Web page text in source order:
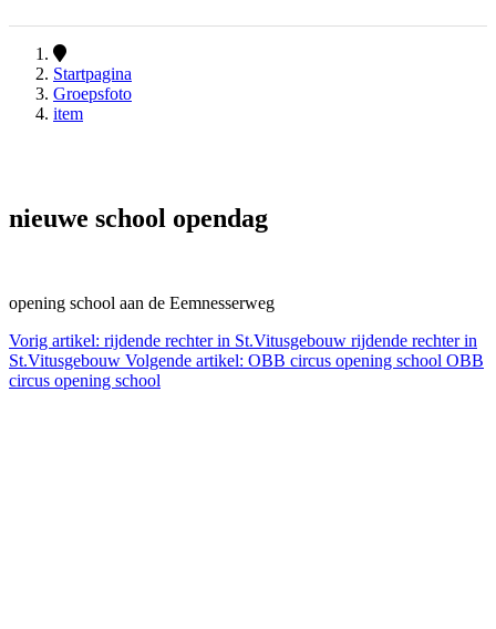
Startpagina
Groepsfoto
item
nieuwe school opendag
opening school aan de Eemnesserweg
Vorig artikel: rijdende rechter in St.Vitusgebouw rijdende rechter in
St.Vitusgebouw Volgende artikel: OBB circus opening school OBB
circus opening school